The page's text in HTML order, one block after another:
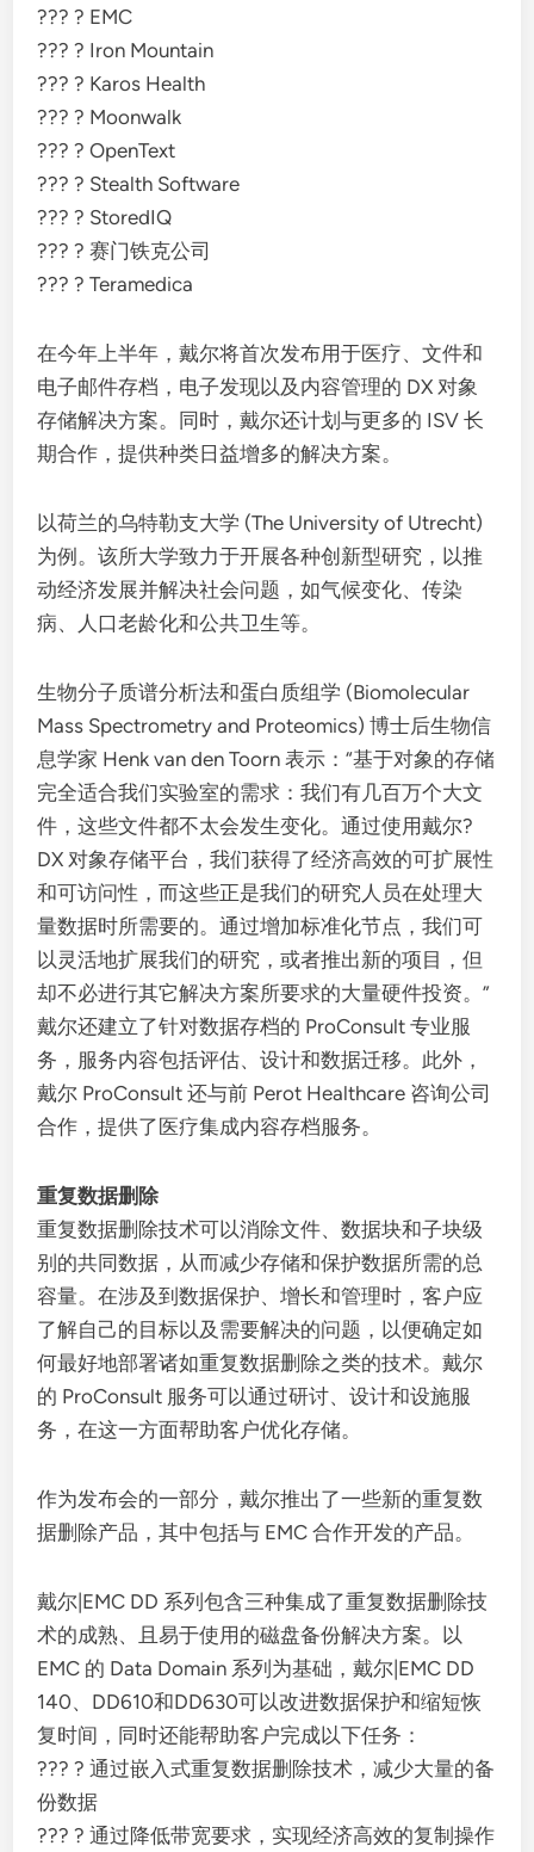
??? ? EMC
??? ? Iron Mountain
??? ? Karos Health
??? ? Moonwalk
??? ? OpenText
??? ? Stealth Software
??? ? StoredIQ
??? ? 赛门铁克公司
??? ? Teramedica
在今年上半年，戴尔将首次发布用于医疗、文件和
电子邮件存档，电子发现以及内容管理的 DX 对象
存储解决方案。同时，戴尔还计划与更多的 ISV 长
期合作，提供种类日益增多的解决方案。
以荷兰的乌特勒支大学 (The University of Utrecht)
为例。该所大学致力于开展各种创新型研究，以推
动经济发展并解决社会问题，如气候变化、传染
病、人口老龄化和公共卫生等。
生物分子质谱分析法和蛋白质组学 (Biomolecular
Mass Spectrometry and Proteomics) 博士后生物信
息学家 Henk van den Toorn 表示：“基于对象的存储
完全适合我们实验室的需求：我们有几百万个大文
件，这些文件都不太会发生变化。通过使用戴尔?
DX 对象存储平台，我们获得了经济高效的可扩展性
和可访问性，而这些正是我们的研究人员在处理大
量数据时所需要的。通过增加标准化节点，我们可
以灵活地扩展我们的研究，或者推出新的项目，但
却不必进行其它解决方案所要求的大量硬件投资。”
戴尔还建立了针对数据存档的 ProConsult 专业服
务，服务内容包括评估、设计和数据迁移。此外，
戴尔 ProConsult 还与前 Perot Healthcare 咨询公司
合作，提供了医疗集成内容存档服务。
重复数据删除
重复数据删除技术可以消除文件、数据块和子块级
别的共同数据，从而减少存储和保护数据所需的总
容量。在涉及到数据保护、增长和管理时，客户应
了解自己的目标以及需要解决的问题，以便确定如
何最好地部署诸如重复数据删除之类的技术。戴尔
的 ProConsult 服务可以通过研讨、设计和设施服
务，在这一方面帮助客户优化存储。
作为发布会的一部分，戴尔推出了一些新的重复数
据删除产品，其中包括与 EMC 合作开发的产品。
戴尔|EMC DD 系列包含三种集成了重复数据删除技
术的成熟、且易于使用的磁盘备份解决方案。以
EMC 的 Data Domain 系列为基础，戴尔|EMC DD
140、DD610和DD630可以改进数据保护和缩短恢
复时间，同时还能帮助客户完成以下任务：
??? ? 通过嵌入式重复数据删除技术，减少大量的备
份数据
??? ? 通过降低带宽要求，实现经济高效的复制操作